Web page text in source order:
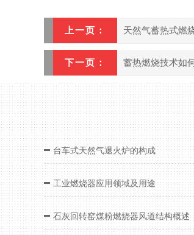
上一页： 天然气蓄热式燃
下一页： 蓄热燃烧技术如
台车式天然气退火炉的构成
工业燃烧器应用领域及用途
石灰回转窑煤粉燃烧器风道结构概述